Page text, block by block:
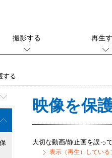
撮影する 再生
する
映像を保
大切な動画/静止画を誤っ
表示（再生）してい